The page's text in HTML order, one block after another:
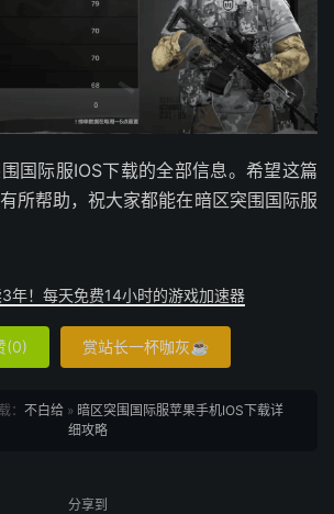
国际服IOS下载的全部信息。希望这篇
所帮助，祝大家都能在暗区突围国际服
年！每天免费14小时的游戏加速器
(0) 赏站长一杯咖灰☕
： 不白给 » 暗区突围国际服苹果手机IOS下载详
细攻略
分享到